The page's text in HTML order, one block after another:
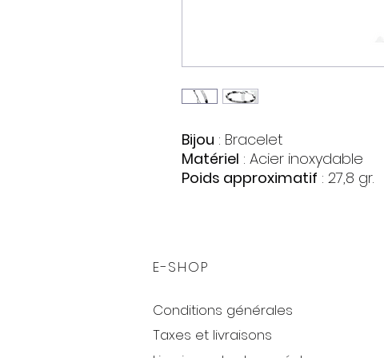
Bijou : Bracelet
Matériel : Acier inoxydable
Poids approximatif : 27,8 gr.
E-SHOP
Conditions générales
Taxes et livraisons